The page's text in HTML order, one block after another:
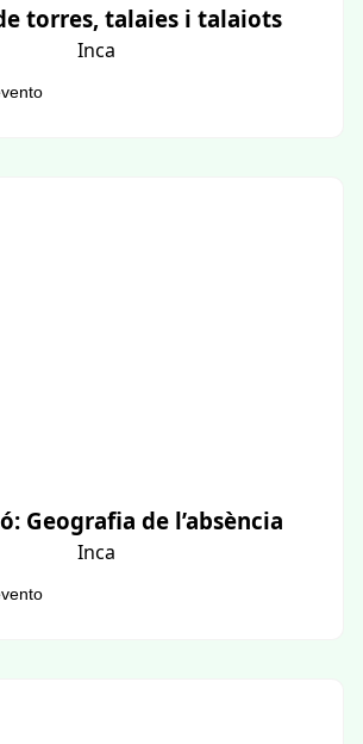
torres, talaies i talaiots
Inca
Geografia de l’absència
Inca